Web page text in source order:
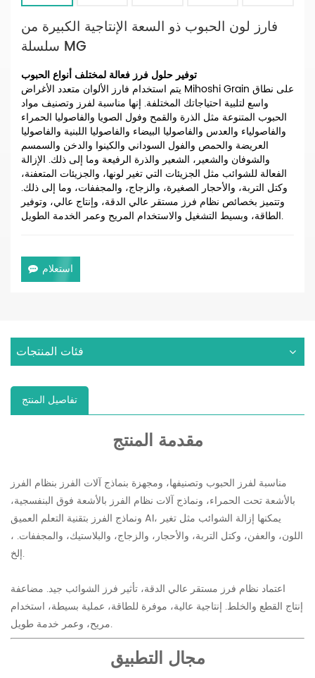
فارز لون الحبوب ذو السعة الإنتاجية الكبيرة من
سلسلة MG
توفير حلول فرز فعالة لمختلف أنواع الحبوب
يتم استخدام فارز الألوان متعدد الأغراض Mihoshi Grain على نطاق
واسع لتلبية احتياجاتك المختلفة. إنها مناسبة لفرز وتصنيف مواد
الحبوب المتنوعة مثل الذرة والقمح وفول الصويا والفاصوليا الحمراء
والفاصولياء والعدس والفاصوليا البيضاء والفاصوليا اللبنية والفاصوليا
العريضة والحمص والفول السوداني والكينوا والدخن والسمسم
والشوفان والشعير، الشعير والذرة الرفيعة وما إلى ذلك. الإزالة
الفعالة للشوائب مثل الجزيئات التي تغير لونها، والجزيئات المتعفنة،
وكتل التربة، والأحجار الصغيرة، والزجاج، والمجففات، وما إلى ذلك.
وتتميز بخصائص نظام فرز مستقر عالي الدقة، وإنتاج عالي، وتوفير
الطاقة، وبسيط التشغيل والاستخدام المريح وعمر الخدمة الطويل.
استعلام
فئات المنتجات
تفاصيل المنتج
مقدمة المنتج
مناسبة لفرز الحبوب وتصنيفها، ومجهزة بنماذج آلات الفرز بنظام الفرز
بالأشعة تحت الحمراء، ونماذج آلات نظام الفرز بالأشعة فوق البنفسجية،
ونماذج الفرز بتقنية التعلم العميق AI، يمكنها إزالة الشوائب مثل تغير
اللون، والعفن، وكتل التربة، والأحجار، والزجاج، والبلاستيك، والمجففات. ،
إلخ.
اعتماد نظام فرز مستقر عالي الدقة، تأثير فرز الشوائب جيد. مضاعفة
إنتاج القطع والخلط. إنتاجية عالية، موفرة للطاقة، عملية بسيطة، استخدام
مريح، وعمر خدمة طويل.
مجال التطبيق